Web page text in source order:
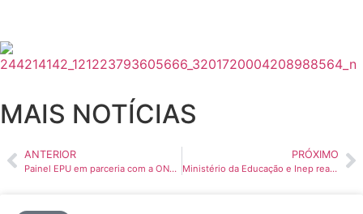
MAIS NOTÍCIAS
ANTERIOR
Painel EPU em parceria com a ONG Mi Au Juda
PRÓXIMO
Ministério da Educação e Inep reabrem inscrições para o Enem no RS